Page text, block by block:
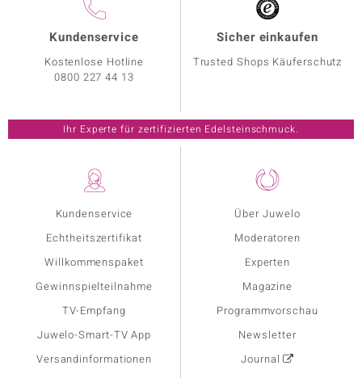
Kundenservice
Echtheitszertifikat
Willkommenspaket
Gewinnspielteilnahme
TV-Empfang
Juwelo-Smart-TV App
Versandinformationen
Über Juwelo
Moderatoren
Experten
Magazine
Programmvorschau
Newsletter
Journal
Kundenservice
Kostenlose Hotline
0800 227 44 13
Sicher einkaufen
Trusted Shops Käuferschutz
Ihr Experte für zertifizierten Edelsteinschmuck.